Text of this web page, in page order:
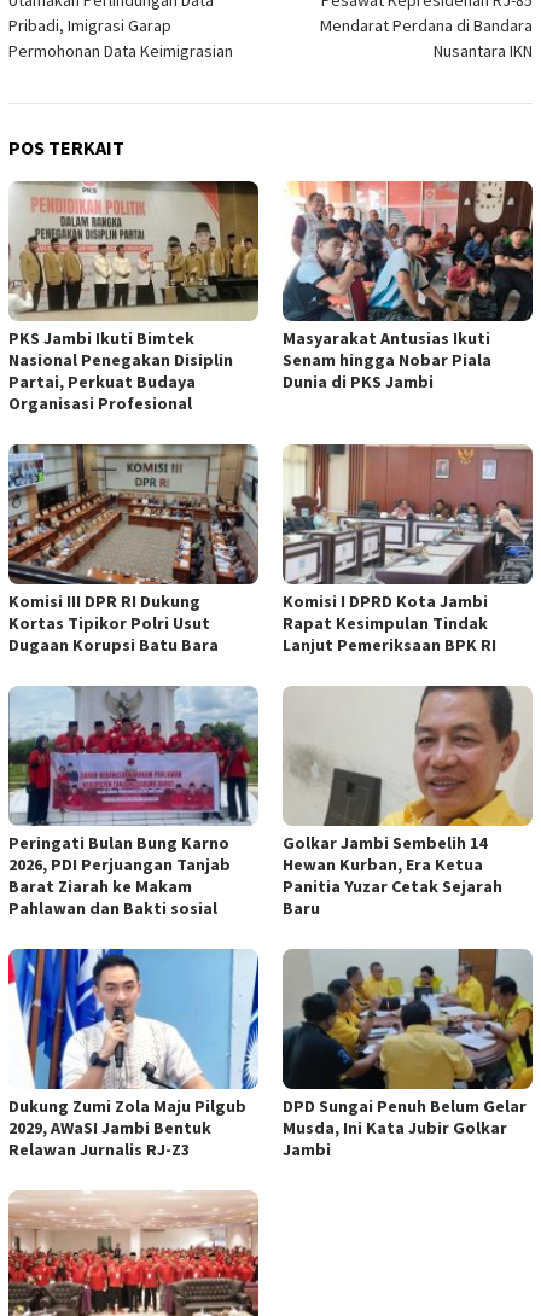
pos
Pribadi, Imigrasi Garap
Permohonan Data Keimigrasian
Mendarat Perdana di Bandara
Nusantara IKN
POS TERKAIT
PKS Jambi Ikuti Bimtek
Nasional Penegakan Disiplin
Partai, Perkuat Budaya
Organisasi Profesional
Masyarakat Antusias Ikuti
Senam hingga Nobar Piala
Dunia di PKS Jambi
Komisi III DPR RI Dukung
Kortas Tipikor Polri Usut
Dugaan Korupsi Batu Bara
Komisi I DPRD Kota Jambi
Rapat Kesimpulan Tindak
Lanjut Pemeriksaan BPK RI
Peringati Bulan Bung Karno
2026, PDI Perjuangan Tanjab
Barat Ziarah ke Makam
Pahlawan dan Bakti sosial
Golkar Jambi Sembelih 14
Hewan Kurban, Era Ketua
Panitia Yuzar Cetak Sejarah
Baru
Dukung Zumi Zola Maju Pilgub
2029, AWaSI Jambi Bentuk
Relawan Jurnalis RJ-Z3
DPD Sungai Penuh Belum Gelar
Musda, Ini Kata Jubir Golkar
Jambi